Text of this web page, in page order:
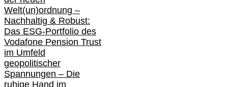
Welt(un)ordnung –
Nachhaltig & Robust:
Das ESG-Portfolio des
Vodafone Pension Trust
im Umfeld
geopolitischer
Spannungen – Die
ruhige Hand im